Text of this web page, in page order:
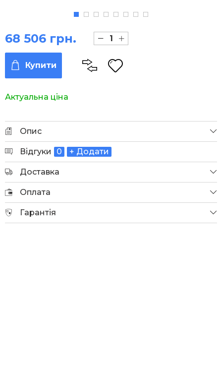
Актуальна ціна
68 506 грн.
Купити
Опис
Відгуки 0 + Додати
Доставка
Оплата
Гарантія